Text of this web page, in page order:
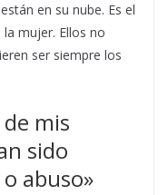
en su nube. Es el
mujer. Ellos no
ser siempre los
mis
sido
abuso»